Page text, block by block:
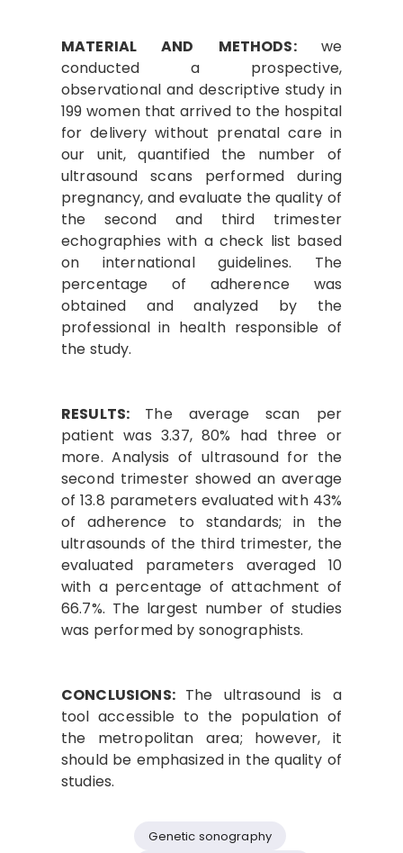
MATERIAL AND METHODS: we
conducted a prospective,
observational and descriptive study in
199 women that arrived to the hospital
for delivery without prenatal care in
our unit, quantified the number of
ultrasound scans performed during
pregnancy, and evaluate the quality of
the second and third trimester
echographies with a check list based
on international guidelines. The
percentage of adherence was
obtained and analyzed by the
professional in health responsible of
the study.
RESULTS: The average scan per
patient was 3.37, 80% had three or
more. Analysis of ultrasound for the
second trimester showed an average
of 13.8 parameters evaluated with 43%
of adherence to standards; in the
ultrasounds of the third trimester, the
evaluated parameters averaged 10
with a percentage of attachment of
66.7%. The largest number of studies
was performed by sonographists.
CONCLUSIONS: The ultrasound is a
tool accessible to the population of
the metropolitan area; however, it
should be emphasized in the quality of
studies.
Genetic sonography